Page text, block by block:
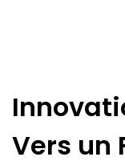
Vers un